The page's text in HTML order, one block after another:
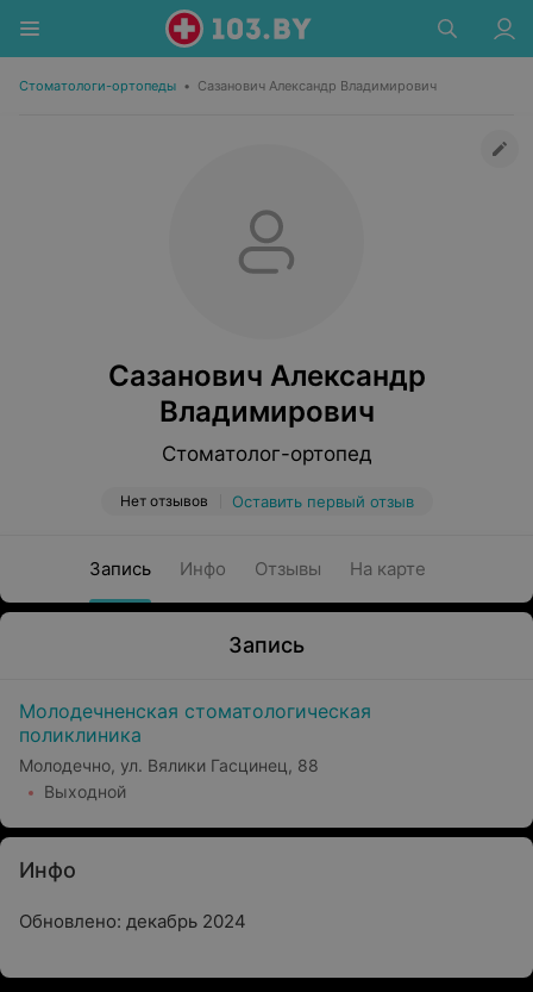
Стоматологи-ортопеды • Сазанович Александр Владимирович
Сазанович Александр
Владимирович
Стоматолог-ортопед
Нет отзывов Оставить первый отзыв
Запись Инфо Отзывы На карте
Запись
Молодечненская стоматологическая
поликлиника
Молодечно, ул. Вялики Гасцинец, 88
Выходной
Инфо
Обновлено: декабрь 2024